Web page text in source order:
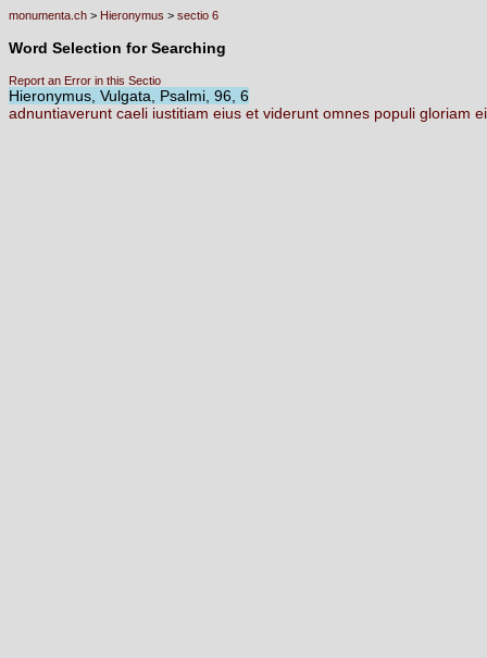
monumenta.ch > Hieronymus > sectio 6
Word Selection for Searching
Report an Error in this Sectio
Hieronymus, Vulgata, Psalmi, 96, 6
adnuntiaverunt caeli iustitiam eius et viderunt omnes populi gloriam